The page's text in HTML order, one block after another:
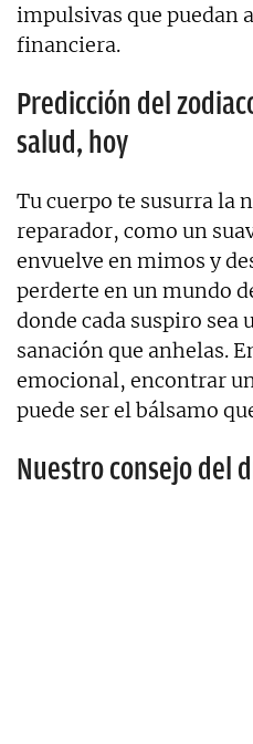
impulsivas que puedan
financiera.
Predicción del
salud, hoy
Tu cuerpo te susurra la
reparador, como un
envuelve en mimos y
perderte en un mundo
donde cada suspiro sea
sanación que anhelas.
emocional, encontrar
puede ser el bálsamo
Nuestro consejo del